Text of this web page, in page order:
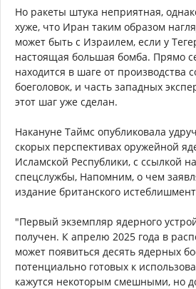
Но ракеты штука неприятная,
хуже, что Иран таким образом
может быть с Израилем, если у
настоящая большая бомба. Прямо
находится в шаге от производства
боеголовок, и часть западных
этот шаг уже сделан.
Накануне Таймс опубликовала
скорых перспективах оружейной
Исламской Республики, с ссылкой
спецслужбы, Напомним, о чем
издание британского
"Первый экземпляр ядерного
получен. К апрелю 2025 года в
может появиться десять ядерных
потенциально готовых к
кажутся некоторым смешными, но